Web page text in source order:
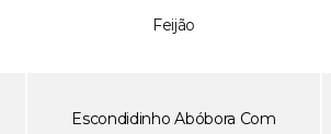
Feijão
Escondidinho Abóbora Com